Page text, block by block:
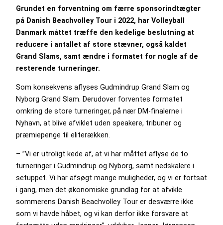
Grundet en forventning om færre sponsorindtægter
på Danish Beachvolley Tour i 2022, har Volleyball
Danmark måttet træffe den kedelige beslutning at
reducere i antallet af store stævner, også kaldet
Grand Slams, samt ændre i formatet for nogle af de
resterende turneringer.
Som konsekvens aflyses Gudmindrup Grand Slam og
Nyborg Grand Slam. Derudover forventes formatet
omkring de store turneringer, på nær DM-finalerne i
Nyhavn, at blive afviklet uden speakere, tribuner og
præmiepenge til eliterækken.
– ”Vi er utroligt kede af, at vi har måttet aflyse de to
turneringer i Gudmindrup og Nyborg, samt nedskalere i
setuppet. Vi har afsøgt mange muligheder, og vi er fortsat
i gang, men det økonomiske grundlag for at afvikle
sommerens Danish Beachvolley Tour er desværre ikke
som vi havde håbet, og vi kan derfor ikke forsvare at